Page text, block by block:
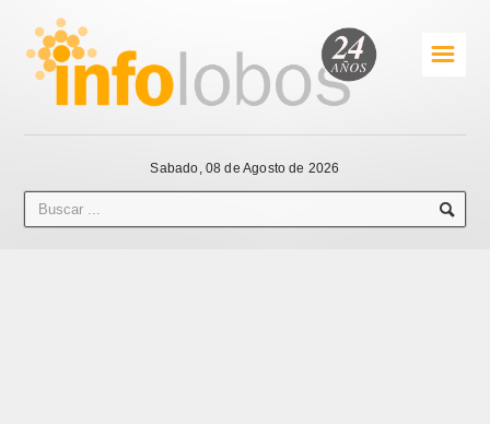
☰
Sabado, 08 de Agosto de 2026